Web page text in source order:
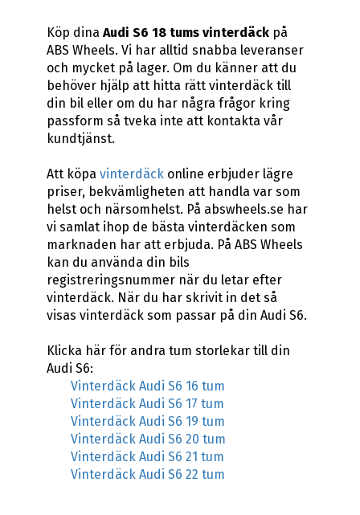
Köp dina Audi S6 18 tums vinterdäckpå
ABS Wheels. Vi har alltid snabba leveranser
och mycket på lager. Om du känner att du
behöver hjälp att hitta rätt vinterdäck till
din bil eller om du har några frågor kring
passform så tveka inte att kontakta vår
kundtjänst.
Att köpa vinterdäckonline erbjuder lägre
priser, bekvämligheten att handla var som
helst och närsomhelst. På abswheels.se har
vi samlat ihop de bästa vinterdäcken som
marknaden har att erbjuda. På ABS Wheels
kan du använda din bils
registreringsnummer när du letar efter
vinterdäck. När du har skrivit in det så
visas vinterdäck som passar på din Audi S6.
Klicka här för andra tum storlekar till din
Audi S6:
Vinterdäck Audi S6 16 tum
Vinterdäck Audi S6 17 tum
Vinterdäck Audi S6 19 tum
Vinterdäck Audi S6 20 tum
Vinterdäck Audi S6 21 tum
Vinterdäck Audi S6 22 tum